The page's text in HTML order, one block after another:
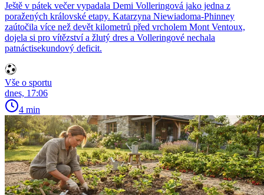
Ještě v pátek večer vypadala Demi Volleringová jako jedna z
poražených královské etapy. Katarzyna Niewiadoma-Phinney
zaútočila více než devět kilometrů před vrcholem Mont Ventoux,
dojela si pro vítězství a žlutý dres a Volleringové nechala
patnáctisekundový deficit.
Vše o sportu
dnes, 17:06
4 min